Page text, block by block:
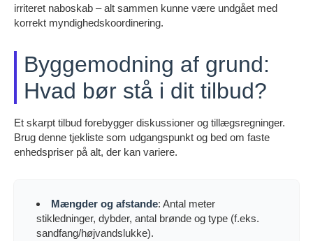
irriteret naboskab – alt sammen kunne være undgået med
korrekt myndighedskoordinering.
Byggemodning af grund:
Hvad bør stå i dit tilbud?
Et skarpt tilbud forebygger diskussioner og tillægsregninger.
Brug denne tjekliste som udgangspunkt og bed om faste
enhedspriser på alt, der kan variere.
Mængder og afstande: Antal meter
stikledninger, dybder, antal brønde og type (f.eks.
sandfang/højvandslukke).